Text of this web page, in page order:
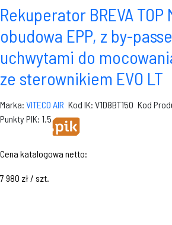
Rekuperator BREVA TOP
obudowa EPP, z by-
uchwytami do
ze sterownikiem EVO LT
Marka: VITECO AIR Kod IK: V1D8BT150 Kod
Punkty PIK: 1.5
Cena katalogowa netto:
7 980 zł / szt.